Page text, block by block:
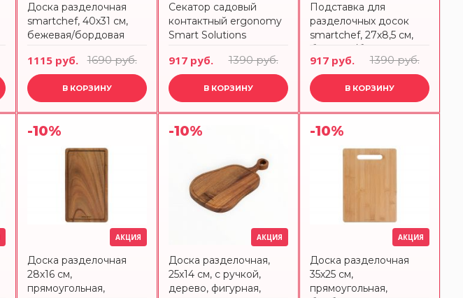
Доска разделочная
smartchef, 40х31 см,
бежевая/бордовая
1115 руб. 1690 руб.
В КОРЗИНУ
Секатор садовый
контактный ergonomy
Smart Solutions
917 руб. 1390 руб.
В КОРЗИНУ
Подставка для
разделочных досок
smartchef, 27х8,5 см,
бежевая/бордовая
Smart Solutions
917 руб. 1390 руб.
В КОРЗИНУ
-10%
АКЦИЯ
Доска разделочная
28х16 см,
прямоугольная,
-10%
АКЦИЯ
Доска разделочная,
25х14 см, с ручкой,
дерево, фигурная,
-10%
АКЦИЯ
Доска разделочная
35х25 см,
прямоугольная,